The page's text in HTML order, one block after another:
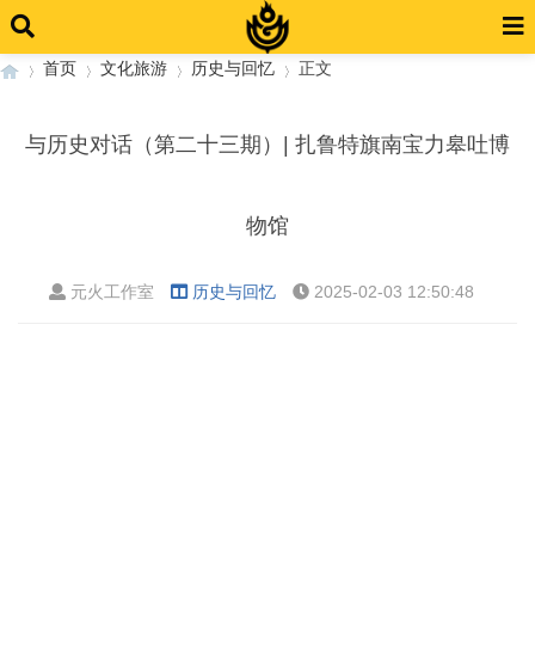
首页 文化旅游 历史与回忆 正文
与历史对话（第二十三期）| 扎鲁特旗南宝力皋吐博
物馆
元火工作室 历史与回忆 2025-02-03 12:50:48